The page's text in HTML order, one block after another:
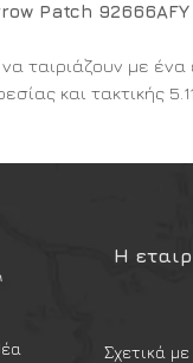
Patch 92666AFY
να ταιριάζουν με
και τακτικής
Η
Σχετικά